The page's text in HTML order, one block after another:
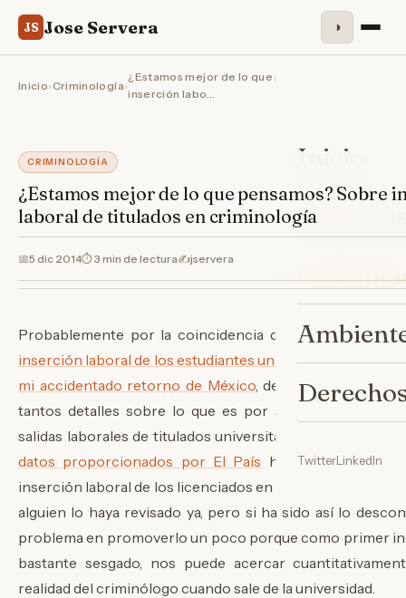
JS Jose Servera ◑
Inicio
Sobre
TwitterLinkedIn
Inicio›Criminología›
¿Estamos mejor de lo que pensamos? Sobre
inserción labo…
CRIMINOLOGÍA
¿Estamos mejor de lo que pensamos? Sobre
laboral de titulados en criminología
📅5 dic 2014⏱ 3 min de lectura✍️jservera
Probablemente por la coincidencia de la publicación
inserción laboral de los estudiantes universitariosen las
mi accidentado retorno de México, desconocía que se
tantos detalles sobre lo que es por ahora un informe
salidas laborales de titulados universitarios. En este
datos proporcionados por El País he podido revisar
inserción laboral de los licenciados en criminología entre
alguien lo haya revisado ya, pero si ha sido así lo
problema en promoverlo un poco porque como primer
bastante sesgado, nos puede acercar
realidad del criminólogo cuando sale de la universidad.